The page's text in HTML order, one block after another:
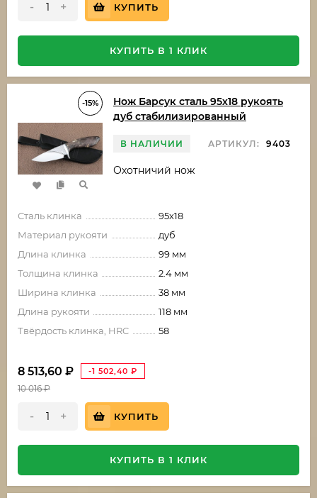
- + КУПИТЬ
КУПИТЬ В 1 КЛИК
-15%
Нож Барсук сталь 95х18 рукоять
дуб стабилизированный
В НАЛИЧИИ АРТИКУЛ: 9403
Охотничий нож
Сталь клинка
95х18
Материал рукояти
дуб
Длина клинка
99 мм
Толщина клинка
2.4 мм
Ширина клинка
38 мм
Длина рукояти
118 мм
Твёрдость клинка, HRC
58
8 513,60 ₽ -1 502,40 ₽
10 016₽
- + КУПИТЬ
КУПИТЬ В 1 КЛИК